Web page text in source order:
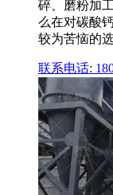
碎、磨粉加
么在对碳酸
较为苦恼的
联系电话: